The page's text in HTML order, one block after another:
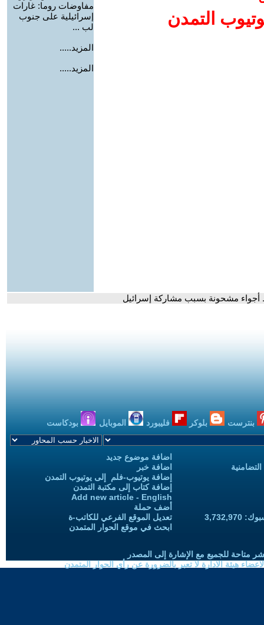
التمدن
مفاوضات روما: غارات
إسرائيلية على جنوب
لب ...
المزيد.....
المزيد.....
أجواء مشحونة بسبب مشاركة إسرائيل
بنترست بلوكر فليبورد الموبايل بودكاست
اضافة موضوع جديد
اضافة خبر
إضافة يوتيوب-فلم إلى يوتيوب التمدن
إضافة كتاب إلى مكتبة التمدن
Add new article - English
أضف حملة
تعديل الموقع الفرعي للكاتب-ة
ابحث في موقع الحوار المتمدن
متاحة للجميع مع الإشارة إلى المصدر
هيئة الادارة لا تعبر بالضرورة عن رأي الحوار المتمدن